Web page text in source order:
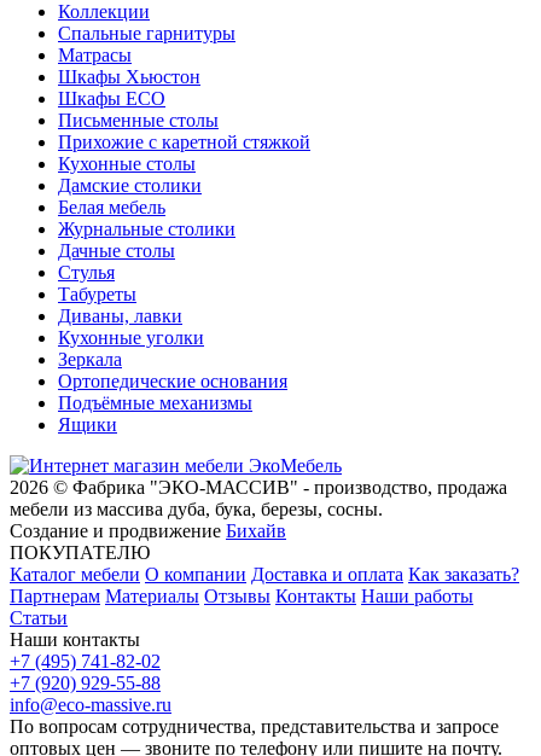
Коллекции
Спальные гарнитуры
Матрасы
Шкафы Хьюстон
Шкафы ECO
Письменные столы
Прихожие с каретной стяжкой
Кухонные столы
Дамские столики
Белая мебель
Журнальные столики
Дачные столы
Стулья
Табуреты
Диваны, лавки
Кухонные уголки
Зеркала
Ортопедические основания
Подъёмные механизмы
Ящики
2026 © Фабрика "ЭКО-МАССИВ" - производство, продажа
мебели из массива дуба, бука, березы, сосны.
Создание и продвижение Бихайв
ПОКУПАТЕЛЮ
Каталог мебели О компании Доставка и оплата Как заказать?
Партнерам Материалы Отзывы Контакты Наши работы
Статьи
Наши контакты
+7 (495) 741-82-02
+7 (920) 929-55-88
info@eco-massive.ru
По вопросам сотрудничества, представи­тельства и запросе
оптовых цен — звоните по телефону или пишите на почту.